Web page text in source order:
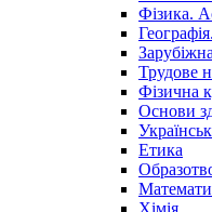
Фізика.
Трудове
Фізична
Основи
Етика
Хімія